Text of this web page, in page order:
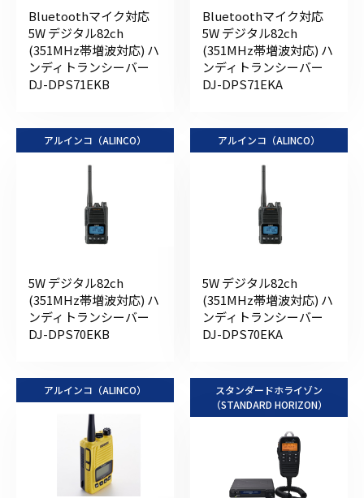
Bluetoothマイク対応
5W デジタル82ch
(351MHz帯増波対応) ハ
ンディトランシーバー
DJ-DPS71EKB
Bluetoothマイク対応
5W デジタル82ch
(351MHz帯増波対応) ハ
ンディトランシーバー
DJ-DPS71EKA
アルインコ（ALINCO）
5W デジタル82ch
(351MHz帯増波対応) ハ
ンディトランシーバー
DJ-DPS70EKB
アルインコ（ALINCO）
5W デジタル82ch
(351MHz帯増波対応) ハ
ンディトランシーバー
DJ-DPS70EKA
アルインコ（ALINCO）
スタンダードホライゾン
（STANDARD HORIZON）